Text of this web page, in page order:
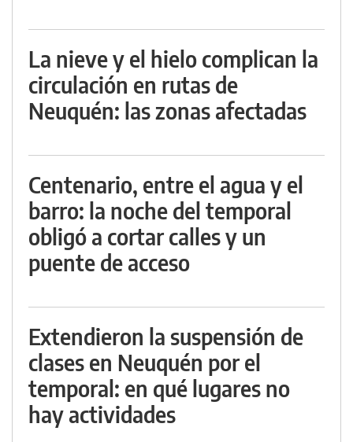
La nieve y el hielo complican la
circulación en rutas de
Neuquén: las zonas afectadas
Centenario, entre el agua y el
barro: la noche del temporal
obligó a cortar calles y un
puente de acceso
Extendieron la suspensión de
clases en Neuquén por el
temporal: en qué lugares no
hay actividades